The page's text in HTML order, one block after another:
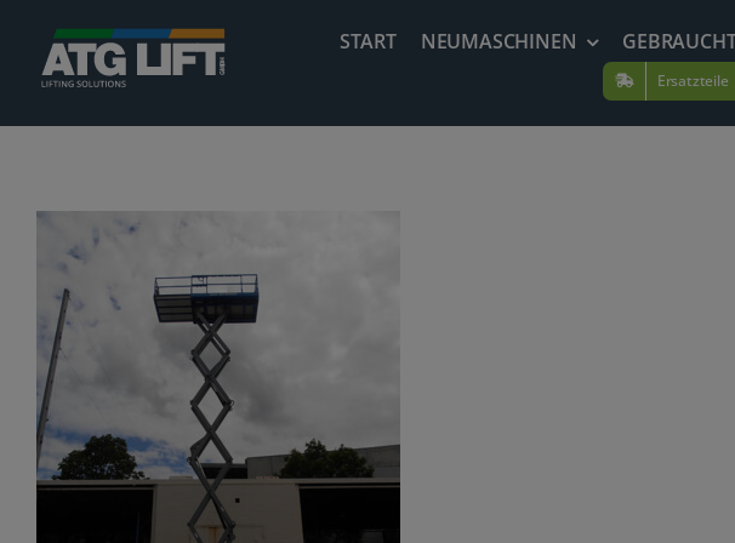
Inhalt
springen
START NEUMASCHINEN
Ersatzteile